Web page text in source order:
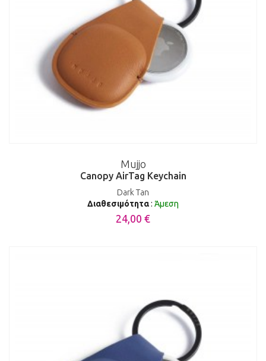
Mujjo
Canopy AirTag Keychain
Dark Tan
Διαθεσιμότητα: Άμεση
24,00 €